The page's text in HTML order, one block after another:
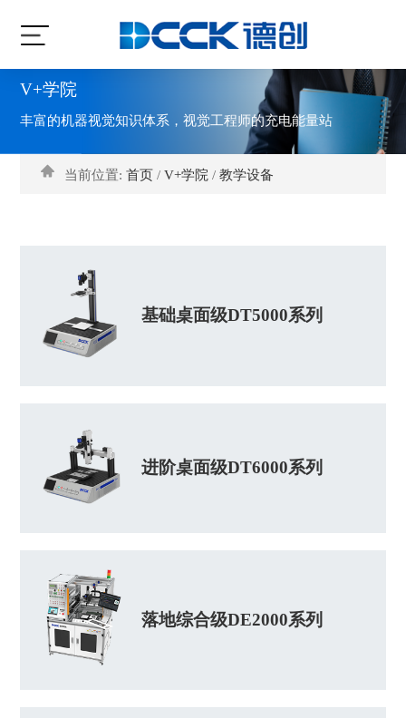
V+学院
丰富的机器视觉知识体系，视觉工程师的充电能量站
当前位置:首页 /V+学院 /教学设备
基础桌面级DT5000系列
进阶桌面级DT6000系列
落地综合级DE2000系列